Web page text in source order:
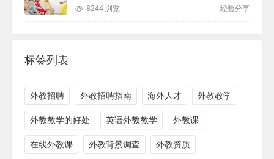
8244 浏览 经验分享
标签列表
外教招聘 外教招聘指南 海外人才 外教教学
外教教学的好处 英语外教教学 外教课
在线外教课 外教背景调查 外教资质